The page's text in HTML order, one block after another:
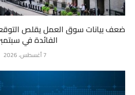
ضعف بيانات سوق العمل يقلص
الفائدة في
7 أغسطس، 2026